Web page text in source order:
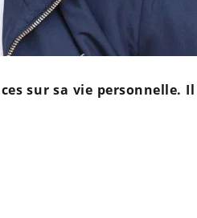
sur sa vie personnelle.